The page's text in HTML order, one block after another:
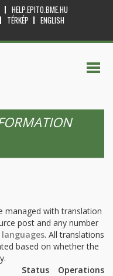
HELP.EPITO.BME.HU
TÉRKÉP
ENGLISH
managed with translation
post and any number
. All translations
based on whether the
Status
Operations